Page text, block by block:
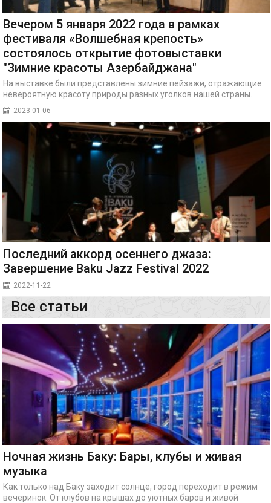
Вечером 5 января 2022 года в рамках
фестиваля «Волшебная крепость»
состоялось открытие фотовыставки
"Зимние красоты Азербайджана"
На выставке были представлены зимние пейзажи, отражающие
невероятную красоту природы разных уголков нашей страны.
2023-01-06
Последний аккорд осеннего джаза:
Завершение Baku Jazz Festival 2022
2022-11-22
Все статьи
Ночная жизнь Баку: Бары, клубы и живая
музыка
Как только над Баку заходит солнце, город переходит в режим
вечеринок. От клубов на крышах до уютных баров и живой